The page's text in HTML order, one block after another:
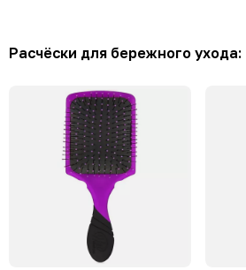
Расчёски для бережного ухода: